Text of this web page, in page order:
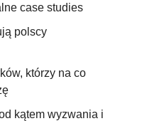
case studies
polscy
którzy na co
kątem wyzwania i